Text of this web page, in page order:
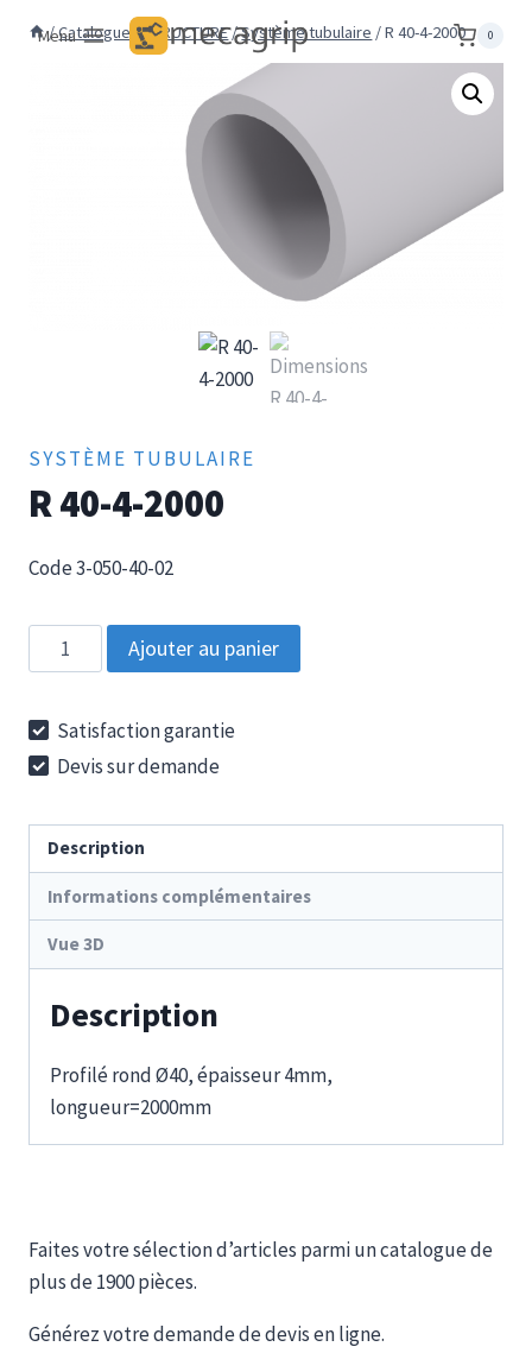
Menu 0
/Catalogue /STRUCTURE/Système tubulaire /R 40-4-2000
SYSTÈME TUBULAIRE
R 40-4-2000
Code 3-050-40-02
quantité
de
40-
4-
Ajouter au panier
Satisfaction garantie
Devis sur demande
Description
Informations complémentaires
Vue 3D
Description
Profilé rond Ø40, épaisseur 4mm,
longueur=2000mm
Faites votre sélection d’articles parmi un catalogue de
plus de 1900 pièces.
Générez votre demande de devis en ligne.